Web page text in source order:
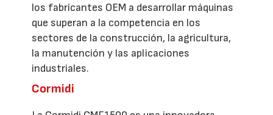
los fabricantes OEM a desarrollar máquinas
que superan a la competencia en los
sectores de la construcción, la agricultura,
la manutención y las aplicaciones
industriales.
Cormidi